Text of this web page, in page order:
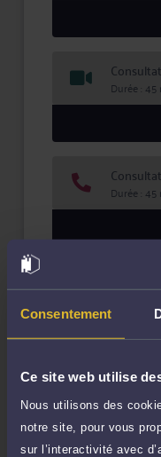
Consentement
Ce site web utilise
Nous utilisons des
notre site, pour vous
sur l’interactivité avec
Durée : 45
Durée : 45
de 1.000
Etude de
d'ajout